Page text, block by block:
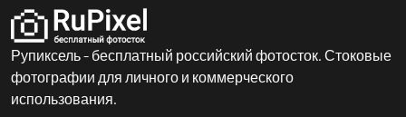
Рупиксель - бесплатный российский фотосток. Стоковые
фотографии для личного и коммерческого
использования.